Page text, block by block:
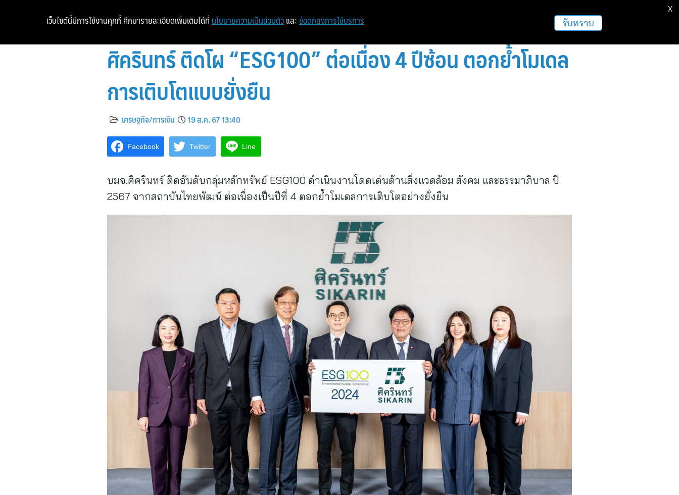
ศิครินทร์ ติดโผ “ESG100” ต่อเนื่อง 4 ปีซ้อน ตอกย้ำโมเดล
การเติบโตแบบยั่งยืน
เศรษฐกิจ/การเงิน 19 ส.ค. 67 13:40
Facebook Twitter Line
บมจ.ศิครินทร์ ติดอันดับกลุ่มหลักทรัพย์ ESG100 ดำเนินงานโดดเด่นด้านสิ่งแวดล้อม สังคม และธรรมาภิบาล ปี
2567 จากสถาบันไทยพัฒน์ ต่อเนื่องเป็นปีที่ 4 ตอกย้ำโมเดลการเติบโตอย่างยั่งยืน
เว็บไซต์นี้มีการใช้งานคุกกี้ ศึกษารายละเอียดเพิ่มเติมได้ที่ นโยบายความเป็นส่วนตัว และ ข้อตกลงการใช้บริการ รับทราบ
X